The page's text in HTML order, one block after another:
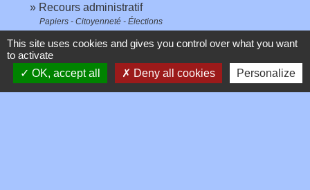
Recours administratif
Papiers - Citoyenneté - Élections
Agir en justice contre l'administration
Papiers - Citoyenneté - Élections
Obligation de motivation d'une décision
administrative
This site uses cookies and gives you control over what you want
to activate
OK, accept all
Deny all cookies Personalize